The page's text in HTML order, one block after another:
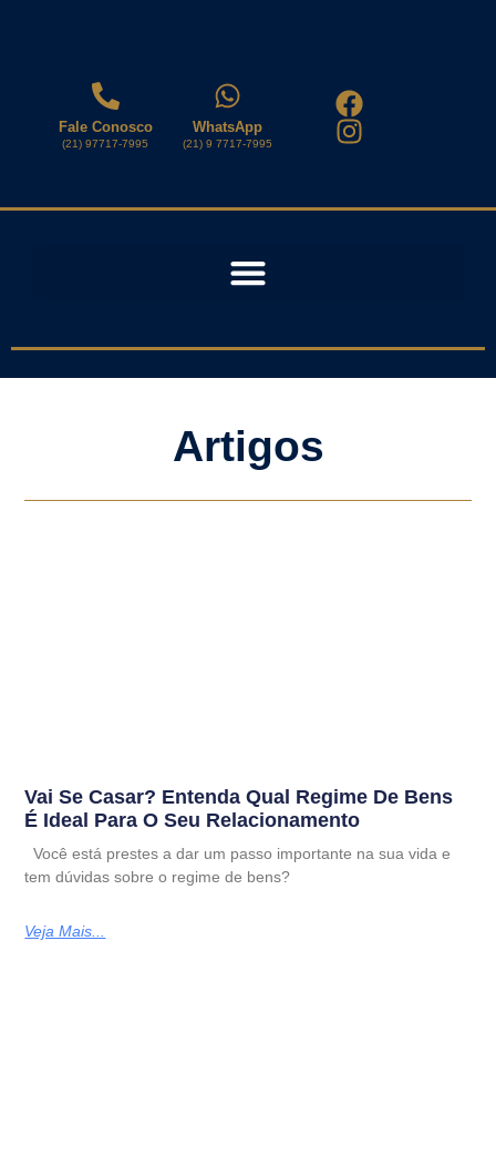
Fale Conosco
(21) 97717-7995
WhatsApp
(21) 9 7717-7995
Artigos
Vai Se Casar? Entenda Qual Regime De Bens
É Ideal Para O Seu Relacionamento
Você está prestes a dar um passo importante na sua vida e
tem dúvidas sobre o regime de bens?
Veja Mais...